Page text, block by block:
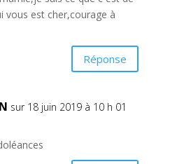
vous est cher,courage à
Réponse
sur 18 juin 2019 à 10 h 01